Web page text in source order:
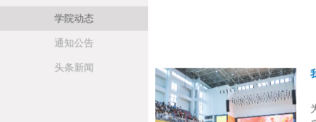
学院动态
通知公告
头条新闻